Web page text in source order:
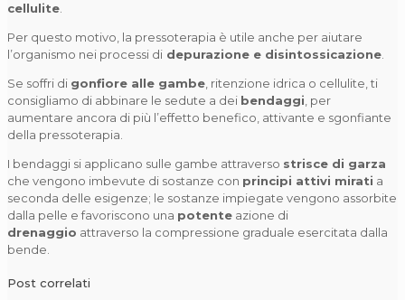
cellulite.
Per questo motivo, la pressoterapia è utile anche per aiutare
l’organismo nei processi di depurazione e disintossicazione.
Se soffri di gonfiore alle gambe, ritenzione idrica o cellulite, ti
consigliamo di abbinare le sedute a dei bendaggi, per
aumentare ancora di più l’effetto benefico, attivante e sgonfiante
della pressoterapia.
I bendaggi si applicano sulle gambe attraverso strisce di garza
che vengono imbevute di sostanze con principi attivi mirati a
seconda delle esigenze; le sostanze impiegate vengono assorbite
dalla pelle e favoriscono una potente azione di
drenaggio attraverso la compressione graduale esercitata dalla
bende.
Post correlati